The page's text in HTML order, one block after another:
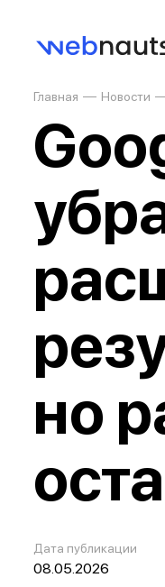
Главная Новости
но
Дата публикации
08.05.2026